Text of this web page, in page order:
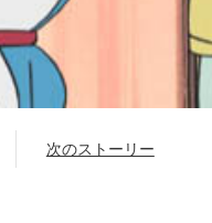
次のストーリー